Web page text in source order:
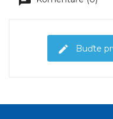
Buďte